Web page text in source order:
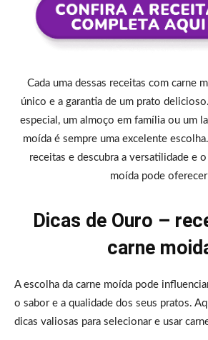
Cada uma dessas receitas com carne
único e a garantia de um prato
especial, um almoço em família ou um
moída é sempre uma excelente
receitas e descubra a versatilidade e
moída pode
Dicas de Ouro –
carne
A escolha da carne moída pode
o sabor e a qualidade dos seus pratos.
dicas valiosas para selecionar e usar